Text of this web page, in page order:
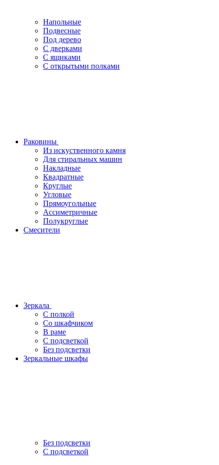
Напольные
Подвесные
Под дерево
С дверками
С ящиками
С открытыми полками
Раковины
Из искуственного камня
Для стиральных машин
Накладные
Квадратные
Круглые
Угловые
Прямоугольные
Ассиметричные
Полукруглые
Смесители
Зеркала
С полкой
Со шкафчиком
В раме
С подсветкой
Без подсветки
Зеркальные шкафы
Без подсветки
С подсветкой